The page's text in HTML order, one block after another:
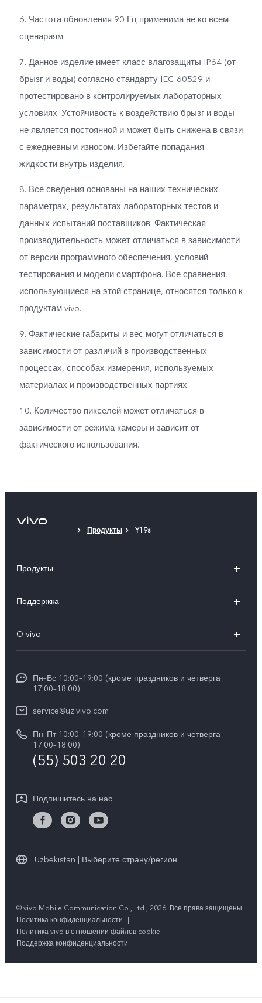
6. Частота обновления 90 Гц применима не ко всем
сценариям.
7. Данное изделие имеет класс влагозащиты IP64 (от
брызг и воды) согласно стандарту IEC 60529 и
протестировано в контролируемых лабораторных
условиях. Устойчивость к воздействию брызг и воды
не является постоянной и может быть снижена в связи
с ежедневным износом. Избегайте попадания
жидкости внутрь изделия.
8. Все сведения основаны на наших технических
параметрах, результатах лабораторных тестов и
данных испытаний поставщиков. Фактическая
производительность может отличаться в зависимости
от версии программного обеспечения, условий
тестирования и модели смартфона. Все сравнения,
использующиеся на этой странице, относятся только к
продуктам vivo.
9. Фактические габариты и вес могут отличаться в
зависимости от различий в производственных
процессах, способах измерения, используемых
материалах и производственных партиях.
10. Количество пикселей может отличаться в
зависимости от режима камеры и зависит от
фактического использования.
Продукты Y19s
Продукты
V50 Lite
Y29
Поддержка
Funtouch OS
Сервисные центры
IMEI аутентификация
Обновление системы
Инструкции по гарантии vivo
O vivo
Пресс Центр
Карьера в vivo
Юридическая информация
О нас
Стабильность
Пн–Вс 10:00–19:00 (кроме праздников и четверга
17:00–18:00)
service@uz.vivo.com
Пн–Пт 10:00–19:00 (кроме праздников и четверга
17:00–18:00)
(55) 503 20 20
Подпишитесь на нас
Uzbekistan | Выберите страну/регион
© vivo Mobile Communication Co., Ltd., 2026. Все права защищены.
Политика конфиденциальности
|
Политика vivo в отношении файлов cookie
|
Поддержка конфиденциальности